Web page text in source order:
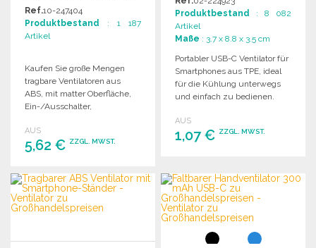
Ref.10-247404
Produktbestand : 1 187
Artikel
Kaufen Sie große Mengen
tragbare Ventilatoren aus
ABS, mit matter Oberfläche,
Ein-/Ausschalter,
Geschwindigkeiten, 26 W,
14500 1200 mAh Batterie,
AUS
5,62 € ZZGL. MWST.
BESTELLEN
Angebot anfordern
Produktbestand : 8 082
Artikel
Maße : 3.7 x 8.8 x 3.5 cm
Portabler USB-C Ventilator für
Smartphones aus TPE, ideal
für die Kühlung unterwegs
und einfach zu bedienen.
AUS
1,07 € ZZGL. MWST.
Angebot anfordern